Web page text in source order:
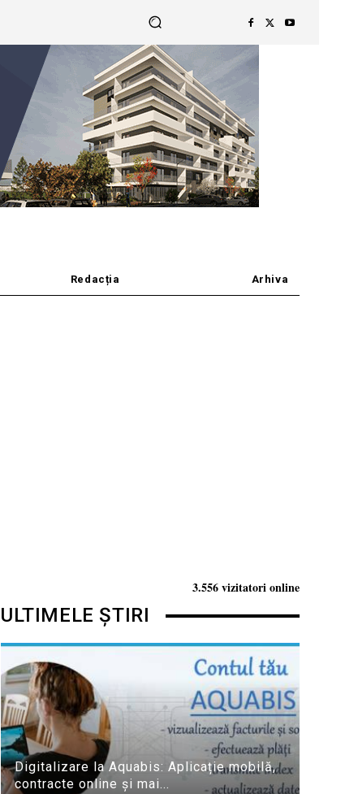
Redacția Arhiva
3.556 vizitatori online
ULTIMELE ȘTIRI
Digitalizare la Aquabis: Aplicație mobilă,
contracte online și mai...